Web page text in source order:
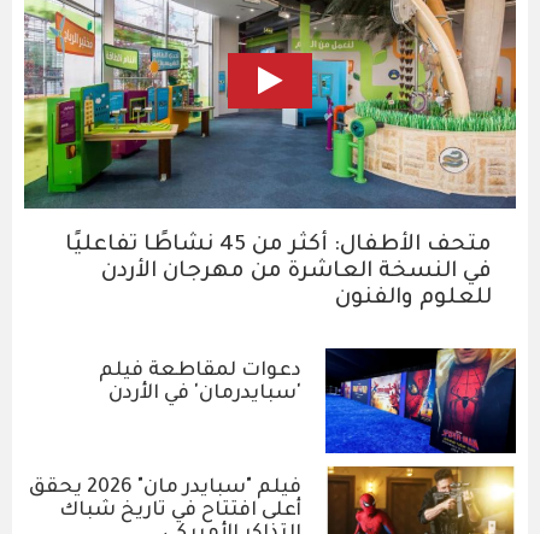
متحف الأطفال: أكثر من 45 نشاطًا تفاعليًا
في النسخة العاشرة من مهرجان الأردن
للعلوم والفنون
دعوات لمقاطعة فيلم
'سبايدرمان' في الأردن
فيلم "سبايدر مان" 2026 يحقق
أعلى افتتاح في تاريخ شباك